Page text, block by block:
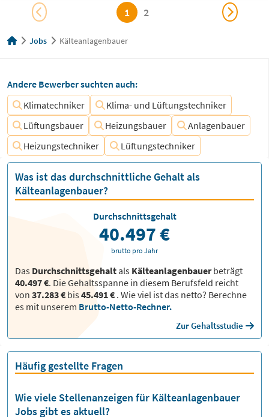
1 2
Jobs Kälteanlagenbauer
Andere Bewerber suchten auch:
Klimatechniker
Klima- und Lüftungstechniker
Lüftungsbauer
Heizungsbauer
Anlagenbauer
Heizungstechniker
Lüftungstechniker
Was ist das durchschnittliche Gehalt als
Kälteanlagenbauer?
Das Durchschnittsgehaltals Kälteanlagenbauerbeträgt
40.497 €. Die Gehaltsspanne in diesem Berufsfeld reicht
von 37.283 € bis45.491 € . Wie viel ist das netto? Berechne
es mit unserem Brutto-Netto-Rechner.
Zur Gehaltsstudie
Durchschnittsgehalt
40.497 €
brutto pro Jahr
Häufig gestellte Fragen
Wie viele Stellenanzeigen für Kälteanlagenbauer
Jobs gibt es aktuell?